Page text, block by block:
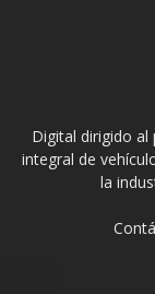
Digital dirigido
integral de
la